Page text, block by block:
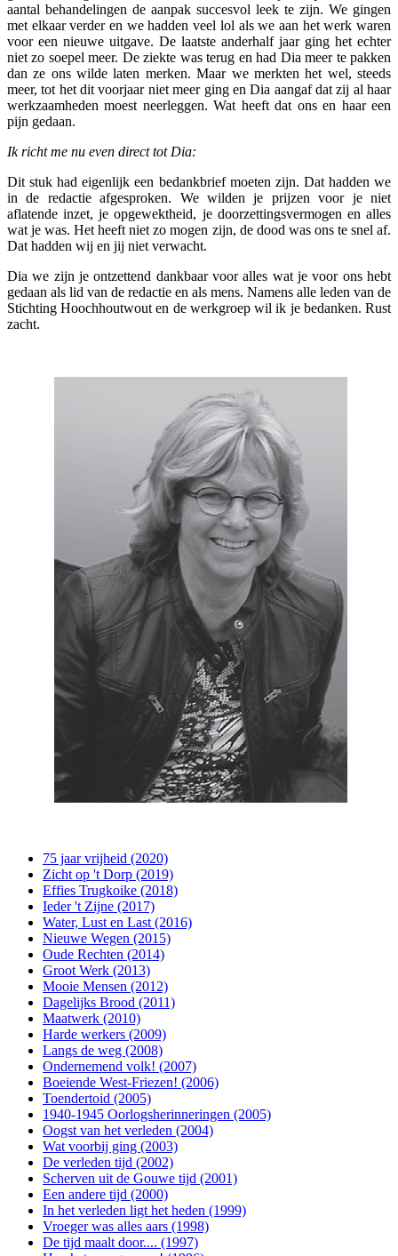
aantal behandelingen de aanpak succesvol leek te zijn. We gingen
met elkaar verder en we hadden veel lol als we aan het werk waren
voor een nieuwe uitgave. De laatste anderhalf jaar ging het echter
niet zo soepel meer. De ziekte was terug en had Dia meer te pakken
dan ze ons wilde laten merken. Maar we merkten het wel, steeds
meer, tot het dit voorjaar niet meer ging en Dia aangaf dat zij al haar
werkzaamheden moest neerleggen. Wat heeft dat ons en haar een
pijn gedaan.
Ik richt me nu even direct tot Dia:
Dit stuk had eigenlijk een bedankbrief moeten zijn. Dat hadden we
in de redactie afgesproken. We wilden je prijzen voor je niet
aflatende inzet, je opgewektheid, je doorzettingsvermogen en alles
wat je was. Het heeft niet zo mogen zijn, de dood was ons te snel af.
Dat hadden wij en jij niet verwacht.
Dia we zijn je ontzettend dankbaar voor alles wat je voor ons hebt
gedaan als lid van de redactie en als mens. Namens alle leden van de
Stichting Hoochhoutwout en de werkgroep wil ik je bedanken. Rust
zacht.
75 jaar vrijheid (2020)
Zicht op 't Dorp (2019)
Effies Trugkoike (2018)
Ieder 't Zijne (2017)
Water, Lust en Last (2016)
Nieuwe Wegen (2015)
Oude Rechten (2014)
Groot Werk (2013)
Mooie Mensen (2012)
Dagelijks Brood (2011)
Maatwerk (2010)
Harde werkers (2009)
Langs de weg (2008)
Ondernemend volk! (2007)
Boeiende West-Friezen! (2006)
Toendertoid (2005)
1940-1945 Oorlogsherinneringen (2005)
Oogst van het verleden (2004)
Wat voorbij ging (2003)
De verleden tijd (2002)
Scherven uit de Gouwe tijd (2001)
Een andere tijd (2000)
In het verleden ligt het heden (1999)
Vroeger was alles aars (1998)
De tijd maalt door.... (1997)